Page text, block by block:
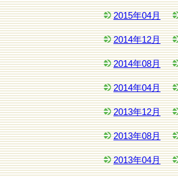
2015年04月
2014年12月
2014年08月
2014年04月
2013年12月
2013年08月
2013年04月